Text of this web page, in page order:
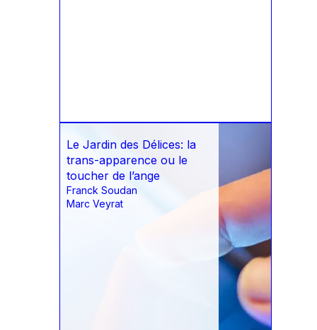
Le Jardin des Délices: la
trans-apparence ou le
toucher de l’ange
Franck Soudan
Marc Veyrat